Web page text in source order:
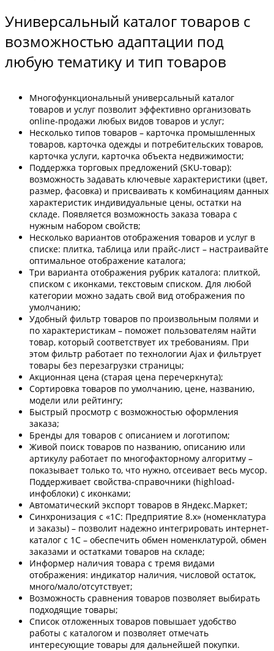
Универсальный каталог товаров с
возможностью адаптации под
любую тематику и тип товаров
Многофункциональный универсальный каталог
товаров и услуг позволит эффективно организовать
online-продажи любых видов товаров и услуг;
Несколько типов товаров – карточка промышленных
товаров, карточка одежды и потребительских товаров,
карточка услуги, карточка объекта недвижимости;
Поддержка торговых предложений (SKU-товар):
возможность задавать ключевые характеристики (цвет,
размер, фасовка) и присваивать к комбинациям данных
характеристик индивидуальные цены, остатки на
складе. Появляется возможность заказа товара с
нужным набором свойств;
Несколько вариантов отображения товаров и услуг в
списке: плитка, таблица или прайс-лист – настраивайте
оптимальное отображение каталога;
Три варианта отображения рубрик каталога: плиткой,
списком с иконками, текстовым списком. Для любой
категории можно задать свой вид отображения по
умолчанию;
Удобный фильтр товаров по произвольным полями и
по характеристикам – поможет пользователям найти
товар, который соответствует их требованиям. При
этом фильтр работает по технологии Ajax и фильтрует
товары без перезагрузки страницы;
Акционная цена (старая цена перечеркнута);
Сортировка товаров по умолчанию, цене, названию,
модели или рейтингу;
Быстрый просмотр с возможностью оформления
заказа;
Бренды для товаров с описанием и логотипом;
Живой поиск товаров по названию, описанию или
артикулу работает по многофакторному алгоритму –
показывает только то, что нужно, отсеивает весь мусор.
Поддерживает свойства-справочники (highload-
инфоблоки) с иконками;
Автоматический экспорт товаров в Яндекс.Маркет;
Синхронизация с «1С: Предприятие 8.х» (номенклатура
и заказы) – позволит надежно интегрировать интернет-
каталог с 1С – обеспечить обмен номенклатурой, обмен
заказами и остатками товаров на складе;
Информер наличия товара с тремя видами
отображения: индикатор наличия, числовой остаток,
много/мало/отсутствует;
Возможность сравнения товаров позволяет выбирать
подходящие товары;
Список отложенных товаров повышает удобство
работы с каталогом и позволяет отмечать
интересующие товары для дальнейшей покупки.